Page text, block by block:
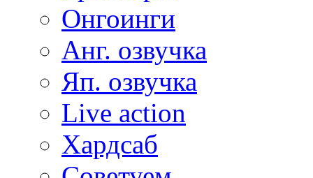
Онгоинги
Анг. озвучка
Яп. озвучка
Live action
Хардсаб